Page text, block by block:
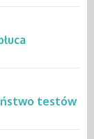
testów